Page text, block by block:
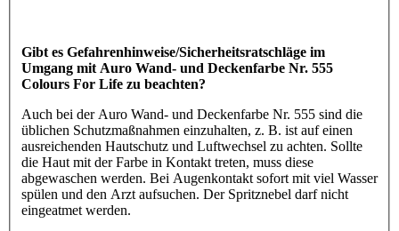
Gibt es Gefahrenhinweise/Sicherheitsratschläge im
Umgang mit Auro Wand- und Deckenfarbe Nr. 555
Colours For Life zu beachten?
Auch bei der Auro Wand- und Deckenfarbe Nr. 555 sind die
üblichen Schutzmaßnahmen einzuhalten, z. B. ist auf einen
ausreichenden Hautschutz und Luftwechsel zu achten. Sollte
die Haut mit der Farbe in Kontakt treten, muss diese
abgewaschen werden. Bei Augenkontakt sofort mit viel Wasser
spülen und den Arzt aufsuchen. Der Spritznebel darf nicht
eingeatmet werden.